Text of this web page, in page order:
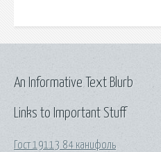
Links to Important Stuff
Гост 19113 84 канифоль
An Informative Text Blurb